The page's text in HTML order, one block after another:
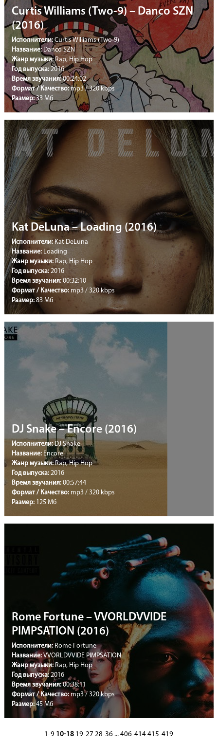
Curtis Williams (Two-9) – Danco SZN
(2016)
Исполнители:Curtis Williams (Two-9)
Название:Danco SZN
Жанр музыки:Rap, Hip Hop
Год выпуска:2016
Время звучания:00:24:02
Формат / Качество:mp3 / 320 kbps
Размер:33 Мб
Kat DeLuna – Loading (2016)
Исполнители:Kat DeLuna
Название:Loading
Жанр музыки:Rap, Hip Hop
Год выпуска:2016
Время звучания:00:32:10
Формат / Качество:mp3 / 320 kbps
Размер:83 Мб
DJ Snake – Encore (2016)
Исполнители:DJ Snake
Название:Encore
Жанр музыки:Rap, Hip Hop
Год выпуска:2016
Время звучания:00:57:44
Формат / Качество:mp3 / 320 kbps
Размер:125 Мб
Rome Fortune – VVORLDVVIDE
PIMPSATION (2016)
Исполнители:Rome Fortune
Название:VVORLDVVIDE PIMPSATION
Жанр музыки:Rap, Hip Hop
Год выпуска:2016
Время звучания:00:38:11
Формат / Качество:mp3 / 320 kbps
Размер:45 Мб
1-9 10-18 19-27 28-36 ... 406-414 415-419